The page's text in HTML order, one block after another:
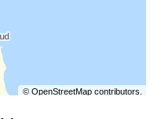
© OpenStreetMapcontributors.